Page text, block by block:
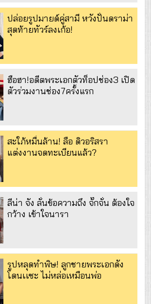
ปล่อยรูปมายด์คู่สามี หวังปั่นดราม่า
สุดท้ายทัวร์ลงเก้อ!
ฮือฮา!อดีตพระเอกตัวท็อปช่อง3 เปิด
ตัวร่วมงานช่อง7ครั้งแรก
สะใภ้หมื่นล้าน! ลือ ดิวอริสรา
แต่งงานจดทะเบียนแล้ว?
ลีน่า จัง ลั่นข้อความถึง จั๊กจั่น ต้องใจ
กว้าง เข้าใจนารา
รูปหลุดทำพิษ! ลูกชายพระเอกดัง
โดนเเซะ ไม่หล่อเหมือนพ่อ